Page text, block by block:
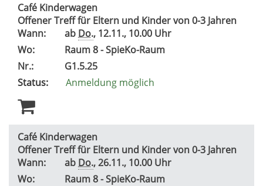
Café Kinderwagen
Offener Treff für Eltern und Kinder von 0-3 Jahren
Wann:
ab Do., 12.11., 10.00 Uhr
Wo:
Raum 8 - SpieKo-Raum
Nr.:
G1.5.25
Status:
Anmeldung möglich
Café Kinderwagen
Offener Treff für Eltern und Kinder von 0-3 Jahren
Wann:
ab Do., 26.11., 10.00 Uhr
Wo:
Raum 8 - SpieKo-Raum